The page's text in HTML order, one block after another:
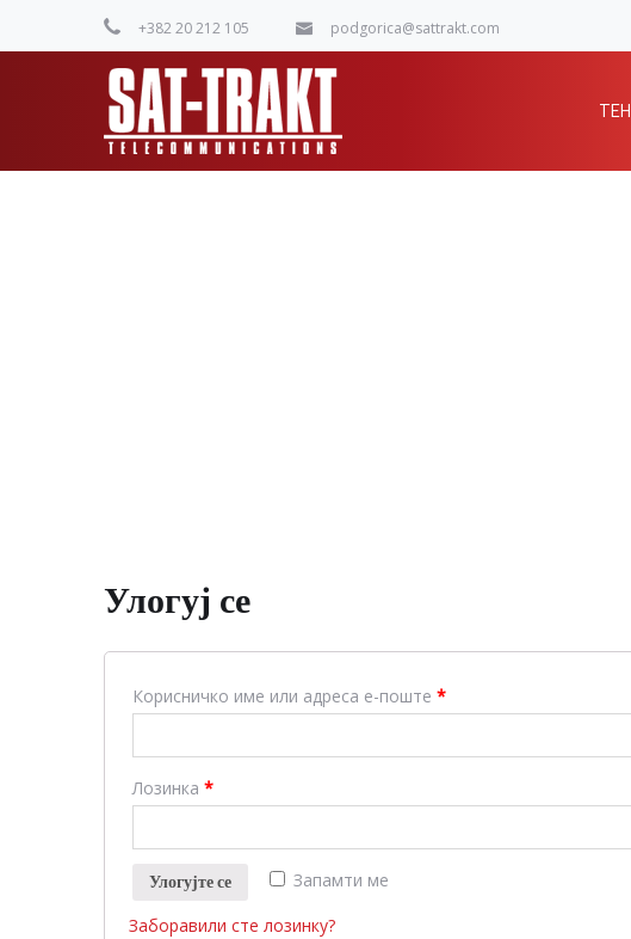
+382 20 212 105 podgorica@sattrakt.com
Улогуј се
Корисничко име или адреса е-поште *
Лозинка *
Запамти ме
Улогујте се
Заборавили сте лозинку?